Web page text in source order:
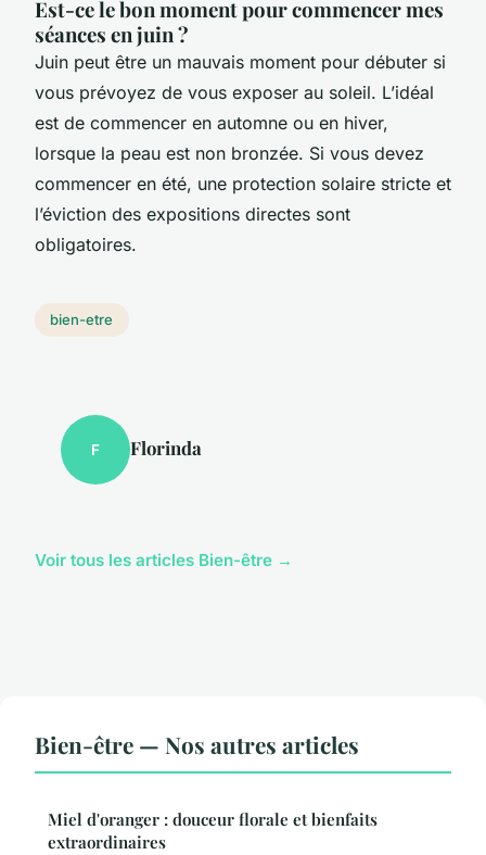
Est-ce le bon moment pour commencer mes
séances en juin ?
Juin peut être un mauvais moment pour débuter si
vous prévoyez de vous exposer au soleil. L’idéal
est de commencer en automne ou en hiver,
lorsque la peau est non bronzée. Si vous devez
commencer en été, une protection solaire stricte et
l’éviction des expositions directes sont
obligatoires.
bien-etre
F Florinda
Voir tous les articles Bien-être →
Bien-être — Nos autres articles
Miel d'oranger : douceur florale et bienfaits
extraordinaires